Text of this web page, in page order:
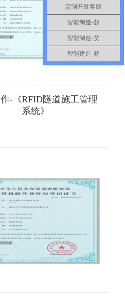
-《RFID隧道施工管理
系统》
定制开发客服
智能制造-赵
智能制造-艾
智能建造-舒